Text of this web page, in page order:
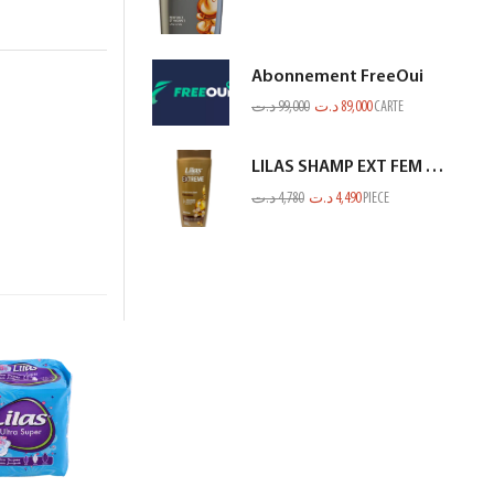
Abonnement FreeOui
99,000د.ت 89,000 د.ت CARTE
LILAS SHAMP EXT FEM KERATINE MARRON GOLD 350ML
4,780د.ت 4,490 د.ت PIECE